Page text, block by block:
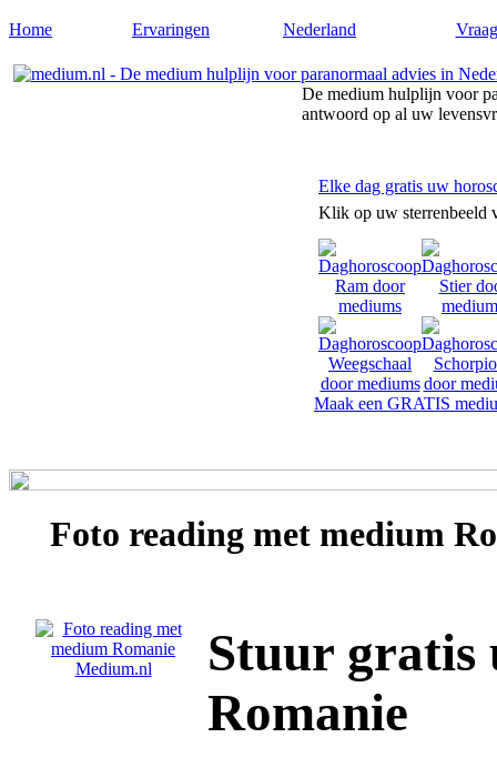
Home Ervaringen Nederland
De medium hulplijn voor
antwoord op al uw
Elke dag gratis uw
Klik op uw sterrenbeeld
Maak een GRATIS
Foto reading met medium
Stuur gratis
Romanie